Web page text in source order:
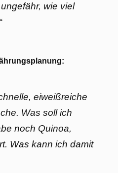
wie viel
eiweißreiche
Was soll ich
noch Quinoa,
Was kann ich damit